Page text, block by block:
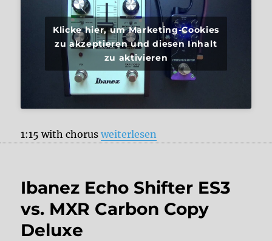
Klicke hier, um Marketing-Cookies
zu akzeptieren und diesen Inhalt
zu aktivieren
1:15 with chorus„Pigtronix Constellator vs. Ibanez
weiterlesen
Ibanez Echo Shifter ES3
vs. MXR Carbon Copy
Deluxe